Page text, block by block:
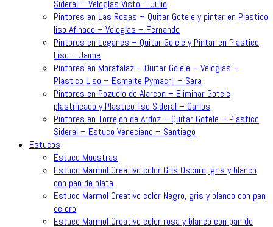
Sideral – Veloglas Visto – Julio
Pintores en Las Rosas – Quitar Gotele y pintar en Plastico
liso Afinado – Veloglas – Fernando
Pintores en Leganes – Quitar Golele y Pintar en Plastico
Liso – Jaime
Pintores en Moratalaz – Quitar Golele – Veloglas –
Plastico Liso – Esmalte Pymacril – Sara
Pintores en Pozuelo de Alarcon – Eliminar Gotele
plastificado y Plastico liso Sideral – Carlos
Pintores en Torrejon de Ardoz – Quitar Gotele – Plastico
Sideral – Estuco Veneciano – Santiago
Estucos
Estuco Muestras
Estuco Marmol Creativo color Gris Oscuro, gris y blanco
con pan de plata
Estuco Marmol Creativo color Negro, gris y blanco con pan
de oro
Estuco Marmol Creativo color rosa y blanco con pan de